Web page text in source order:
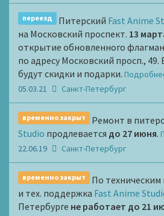
переезд Питерский Fast Anime
на Московский проспект. 13
открытие обновленного
по адресу Московский просп., 49.
будут скидки и подарки.
05.03.21
Санкт-Петербург
временно закрыт Ремонт в
Studio продлевается до 27 июня.
22.06.19
Санкт-Петербург
временно закрыт
По техническим
и тех. поддержка Fast Anime
Петербурге не работает до 21